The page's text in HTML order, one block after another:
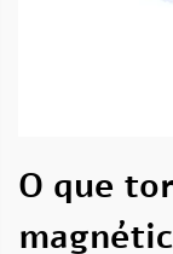
O que